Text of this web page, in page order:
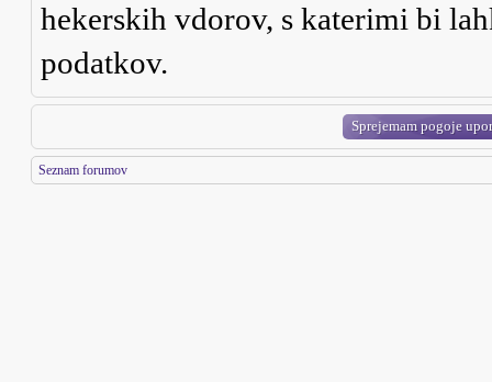
hekerskih vdorov, s katerimi bi
podatkov.
Seznam forumov